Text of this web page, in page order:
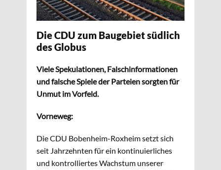
Die CDU zum Baugebiet südlich
des Globus
Viele Spekulationen, Falschinformationen
und falsche Spiele der Parteien sorgten für
Unmut im Vorfeld.
Vorneweg:
Die CDU Bobenheim-Roxheim setzt sich
seit Jahrzehnten für ein kontinuierliches
und kontrolliertes Wachstum unserer